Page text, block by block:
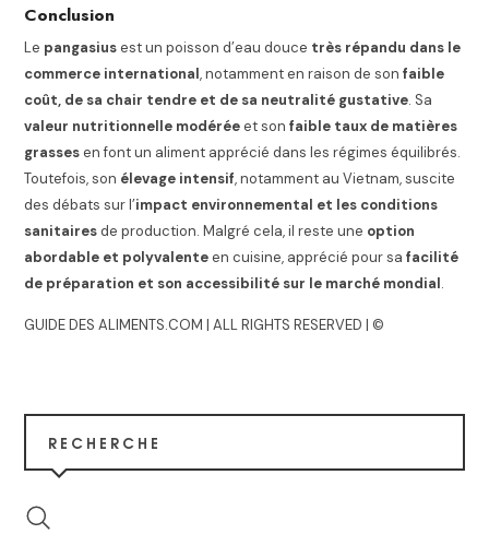
Conclusion
Le pangasiusest un poisson d’eau douce très répandu dans le
commerce international, notamment en raison de sonfaible
coût, de sa chair tendre et de sa neutralité gustative. Sa
valeur nutritionnelle modéréeet sonfaible taux de matières
grassesen font un aliment apprécié dans les régimes équilibrés.
Toutefois, son élevage intensif, notamment au Vietnam, suscite
des débats sur l’impact environnemental et les conditions
sanitairesde production. Malgré cela, il reste une option
abordable et polyvalenteen cuisine, apprécié pour safacilité
de préparation et son accessibilité sur le marché mondial.
GUIDE DES ALIMENTS.COM | ALL RIGHTS RESERVED | ©
RECHERCHE